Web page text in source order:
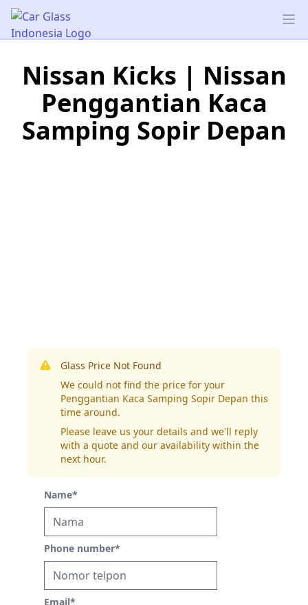
Car Glass Indonesia
Nissan Kicks | Nissan
Penggantian Kaca
Samping Sopir Depan
Glass Price Not Found
We could not find the price for your
Penggantian Kaca Samping Sopir Depan this
time around.
Please leave us your details and we'll reply
with a quote and our availability within the
next hour.
Name*
Phone number*
Email*